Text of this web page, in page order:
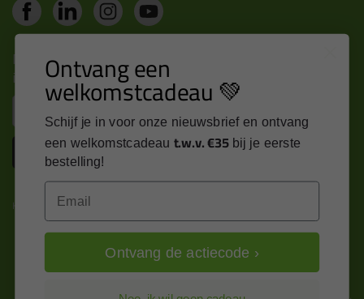
Nieuws, tips en exclusieve deals rechtstreeks in je
inbox
Inschrijven
Kitcentrum is trots op:
Ontvang een
welkomstcadeau 💚
Schijf je in voor onze nieuwsbrief en ontvang
een welkomstcadeau t.w.v. €35 bij je eerste
bestelling!
Email
Ontvang de actiecode ›